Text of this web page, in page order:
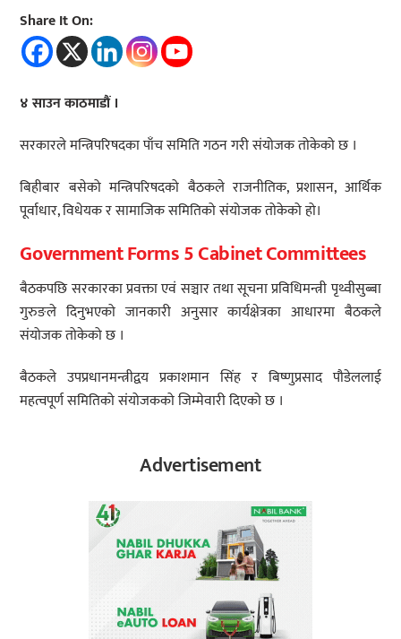
Share It On:
४ साउन काठमाडौं ।
सरकारले मन्त्रिपरिषदका पाँच समिति गठन गरी संयोजक तोकेको छ ।
बिहीबार बसेको मन्त्रिपरिषदको बैठकले राजनीतिक, प्रशासन, आर्थिक
पूर्वाधार, विधेयक र सामाजिक समितिको संयोजक तोकेको हो।
Government Forms 5 Cabinet Committees
बैठकपछि सरकारका प्रवक्ता एवं सञ्चार तथा सूचना प्रविधिमन्त्री पृथ्वीसुब्बा
गुरुङले दिनुभएको जानकारी अनुसार कार्यक्षेत्रका आधारमा बैठकले
संयोजक तोकेको छ ।
बैठकले उपप्रधानमन्त्रीद्वय प्रकाशमान सिंह र बिष्णुप्रसाद पौडेललाई
महत्वपूर्ण समितिको संयोजकको जिम्मेवारी दिएको छ ।
Advertisement